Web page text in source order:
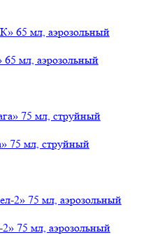
мл, аэрозольный
75 мл, струйный
75 мл, аэрозольный